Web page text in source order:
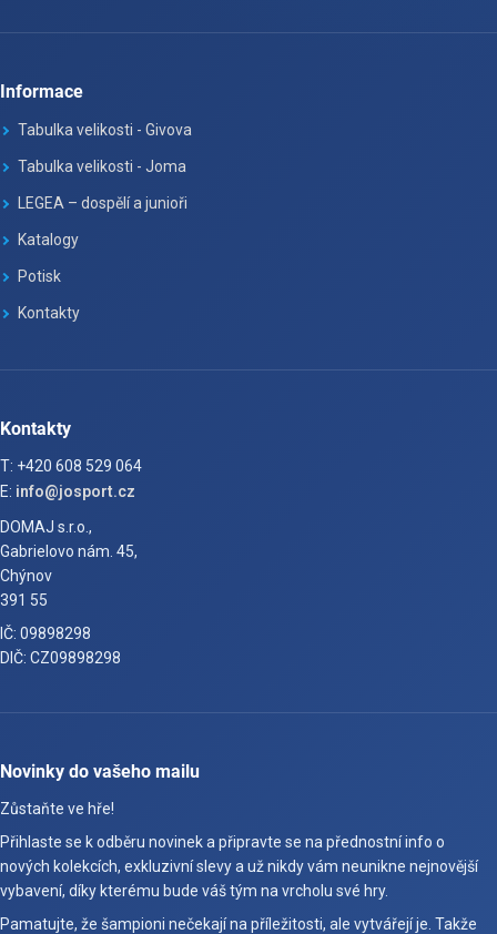
Informace
Tabulka velikosti - Givova
Tabulka velikosti - Joma
LEGEA – dospělí a junioři
Katalogy
Potisk
Kontakty
Kontakty
T: +420 608 529 064
E: info@josport.cz
DOMAJ s.r.o.,
Gabrielovo nám. 45,
Chýnov
391 55
IČ: 09898298
DIČ: CZ09898298
Novinky do vašeho mailu
Zůstaňte ve hře!
Přihlaste se k odběru novinek a připravte se na přednostní info o
nových kolekcích, exkluzivní slevy a už nikdy vám neunikne nejnovější
vybavení, díky kterému bude váš tým na vrcholu své hry.
Pamatujte, že šampioni nečekají na příležitosti, ale vytvářejí je. Takže